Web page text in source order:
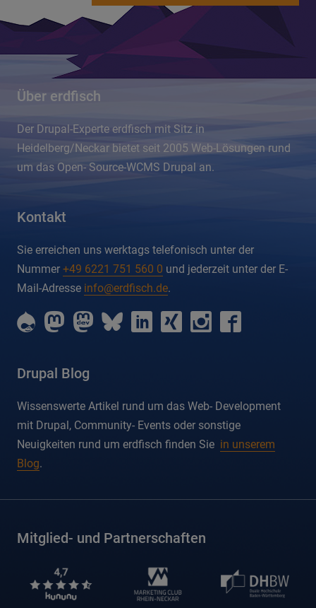
Über erdfisch
Der Drupal-Experte erdfisch mit Sitz in
Heidelberg/Neckar bietet seit 2005 Web-Lösungen rund
um das Open- Source-WCMS Drupal an.
Kontakt
Sie erreichen uns werktags telefonisch unter der
Nummer +49 6221 751 560 0 und jederzeit unter der E-
Mail-Adresse info@erdfisch.de.
erdfisch
on
erdfisch
on
erdfisch
on
erdfisch
on
erdfisch
on
erdfisch
on
erdfisch
on
Drupal Blog
Wissenswerte Artikel rund um das Web- Development
mit Drupal, Community- Events oder sonstige
Neuigkeiten rund um erdfisch finden Sie in unserem
Blog.
Mitglied- und Partnerschaften